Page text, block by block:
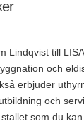
Lindqvist till
och
erbjuder
och
som du